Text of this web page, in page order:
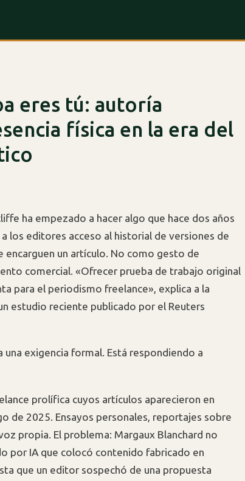
eres tú: autoría
física en la era del
ha empezado a hacer algo que hace dos años
los editores acceso al historial de versiones de
encarguen un artículo. No como gesto de
comercial. «Ofrecer prueba de trabajo original
para el periodismo freelance», explica a la
estudio reciente publicado por el Reuters
exigencia formal. Está respondiendo a
prolífica cuyos artículos aparecieron en
de 2025. Ensayos personales, reportajes sobre
propia. El problema: Margaux Blanchard no
por IA que colocó contenido fabricado en
que un editor sospechó de una propuesta